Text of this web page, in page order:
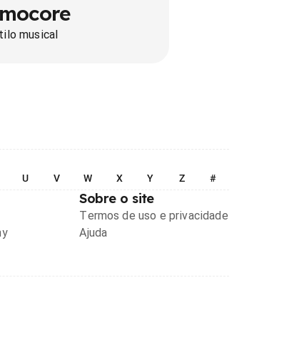
musical
U V W X Y Z #
Sobre o site
Termos de uso e privacidade
Ajuda